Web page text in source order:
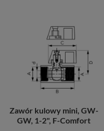
Zawór kulowy mini, GW-
GW, 1-2", F-Comfort